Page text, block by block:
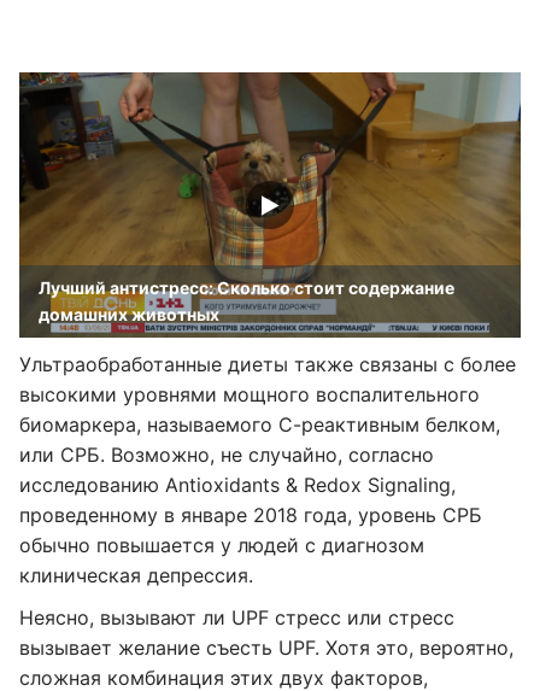
Лучший антистресс: Сколько стоит содержание
домашних животных
Ультраобработанные диеты также связаны с более
высокими уровнями мощного воспалительного
биомаркера, называемого С-реактивным белком,
или СРБ. Возможно, не случайно, согласно
исследованию Antioxidants & Redox Signaling,
проведенному в январе 2018 года, уровень СРБ
обычно повышается у людей с диагнозом
клиническая депрессия.
Неясно, вызывают ли UPF стресс или стресс
вызывает желание съесть UPF. Хотя это, вероятно,
сложная комбинация этих двух факторов,